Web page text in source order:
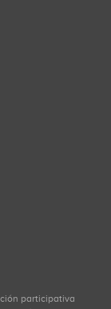
participativa